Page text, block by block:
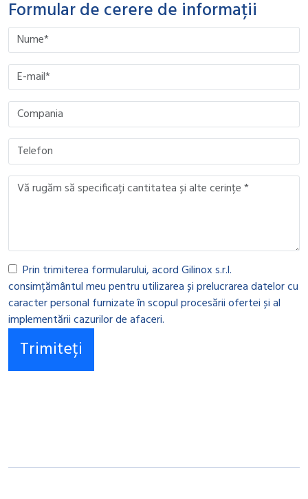
Formular de cerere de informații
leave this field empty.
leave this field empty.
leave this field empty.
leave this field empty.
Prin trimiterea formularului, acord Gilinox s.r.l.
consimțământul meu pentru utilizarea și prelucrarea datelor cu
caracter personal furnizate în scopul procesării ofertei și al
implementării cazurilor de afaceri.